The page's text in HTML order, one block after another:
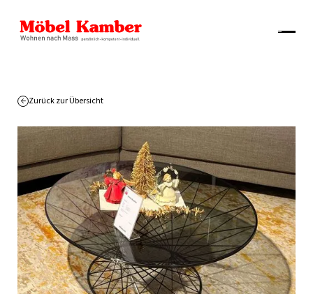
Zurück zur Übersicht